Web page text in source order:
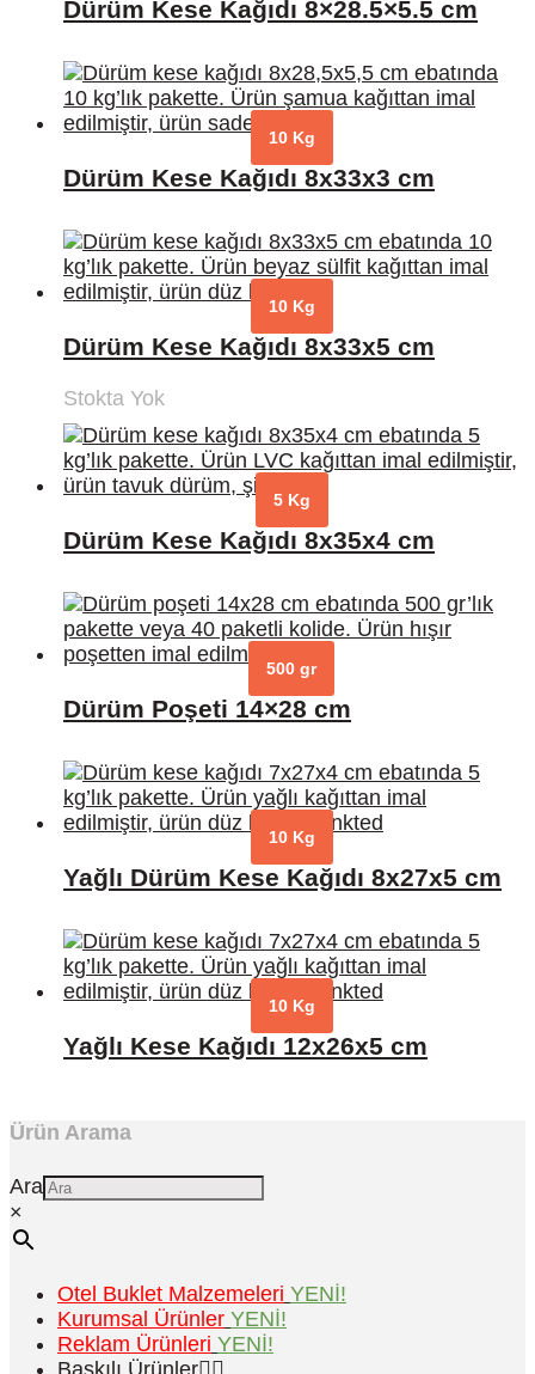
Dürüm Kese Kağıdı 8×28.5×5.5 cm
10 Kg
Dürüm Kese Kağıdı 8x33x3 cm
10 Kg
Dürüm Kese Kağıdı 8x33x5 cm
Stokta Yok
5 Kg
Dürüm Kese Kağıdı 8x35x4 cm
500 gr
Dürüm Poşeti 14×28 cm
10 Kg
Yağlı Dürüm Kese Kağıdı 8x27x5 cm
10 Kg
Yağlı Kese Kağıdı 12x26x5 cm
Ürün Arama
Ara
×
Otel Buklet Malzemeleri YENİ!
Kurumsal Ürünler YENİ!
Reklam Ürünleri YENİ!